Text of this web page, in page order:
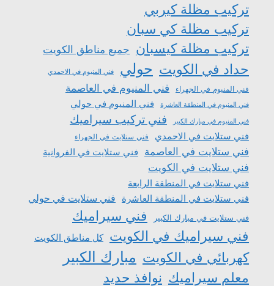
تركيب مظلة كيربي
تركيب مظلة كي سبان
تركيب مظلة كيسبان جميع مناطق الكويت
حداد في الكويت حولي فني المنيوم في الاحمدي
فني المنيوم في الجهراء فني المنيوم في العاصمة
فني المنيوم في المنطقة العاشرة فني المنيوم في حولي
فني المنيوم في مبارك الكبير فني تركيب سيراميك
فني ستلايت في الاحمدي فني ستلايت في الجهراء
فني ستلايت في العاصمة فني ستلايت في الفروانية
فني ستلايت في الكويت
فني ستلايت في المنطقة الرابعة
فني ستلايت في المنطقة العاشرة فني ستلايت في حولي
فني ستلايت في مبارك الكبير
فني سيراميك
فني سيراميك في الكويت
كل مناطق الكويت
كهربائي في الكويت مبارك الكبير
معلم سيراميك نوافذ حديد